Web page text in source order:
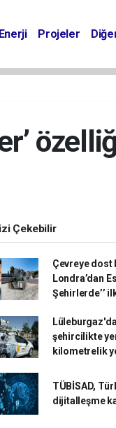
Enerji Projeler
Çekebilir
Çevreye dost
Londra’dan
Şehirlerde’’
Lüleburgaz'da
şehircilikte
kilometrelik
TÜBİSAD,
dijitalleşme